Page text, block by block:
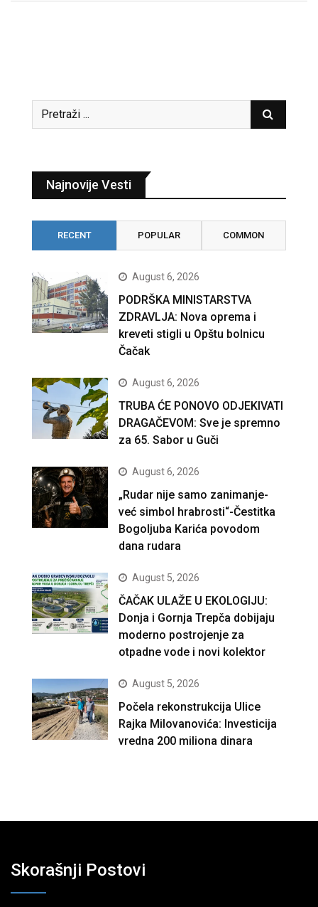
Najnovije Vesti
RECENT POPULAR COMMON
August 6, 2026
PODRŠKA MINISTARSTVA
ZDRAVLJA: Nova oprema i
kreveti stigli u Opštu bolnicu
Čačak
August 6, 2026
TRUBA ĆE PONOVO ODJEKIVATI
DRAGAČEVOM: Sve je spremno
za 65. Sabor u Guči
August 6, 2026
„Rudar nije samo zanimanje-
već simbol hrabrosti“-Čestitka
Bogoljuba Karića povodom
dana rudara
August 5, 2026
ČAČAK ULAŽE U EKOLOGIJU:
Donja i Gornja Trepča dobijaju
moderno postrojenje za
otpadne vode i novi kolektor
August 5, 2026
Počela rekonstrukcija Ulice
Rajka Milovanovića: Investicija
vredna 200 miliona dinara
Skorašnji Postovi